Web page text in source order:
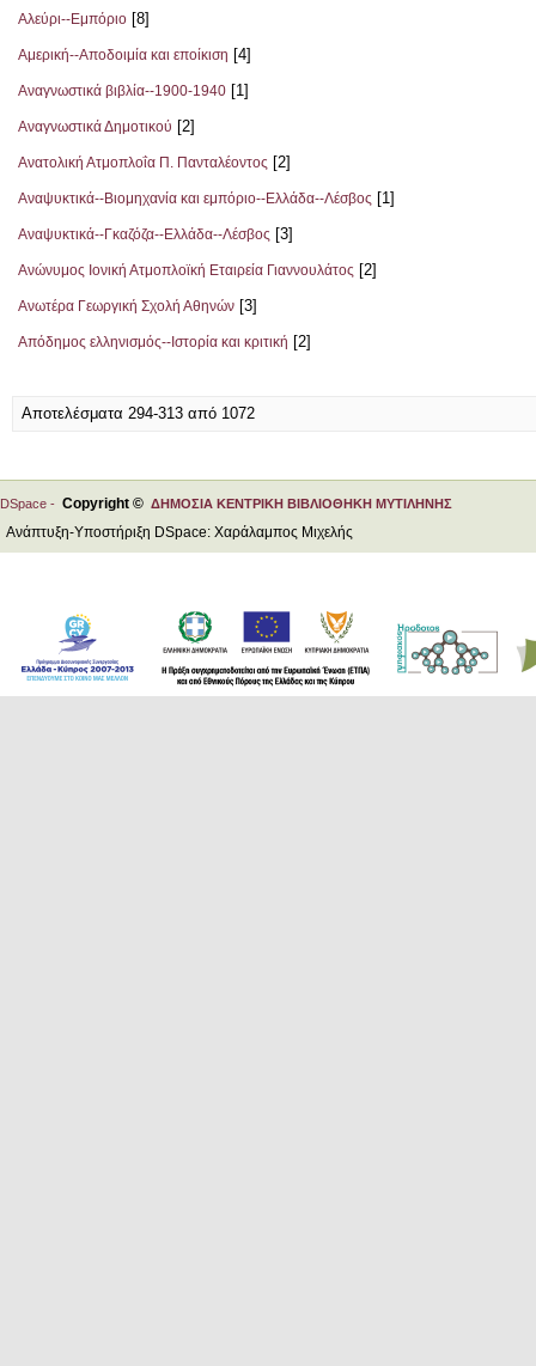
Αλεύρι--Εμπόριο [8]
Αμερική--Αποδοιμία και εποίκιση [4]
Αναγνωστικά βιβλία--1900-1940 [1]
Αναγνωστικά Δημοτικού [2]
Ανατολική Ατμοπλοΐα Π. Πανταλέοντος [2]
Αναψυκτικά--Βιομηχανία και εμπόριο--Ελλάδα--Λέσβος [1]
Αναψυκτικά--Γκαζόζα--Ελλάδα--Λέσβος [3]
Ανώνυμος Ιονική Ατμοπλοϊκή Εταιρεία Γιαννουλάτος [2]
Ανωτέρα Γεωργική Σχολή Αθηνών [3]
Απόδημος ελληνισμός--Ιστορία και κριτική [2]
Αποτελέσματα 294-313 από 1072
DSpace - Copyright © ΔΗΜΟΣΙΑ ΚΕΝΤΡΙΚΗ ΒΙΒΛΙΟΘΗΚΗ ΜΥΤΙΛΗΝΗΣ
Ανάπτυξη-Υποστήριξη DSpace: Χαράλαμπος Μιχελής